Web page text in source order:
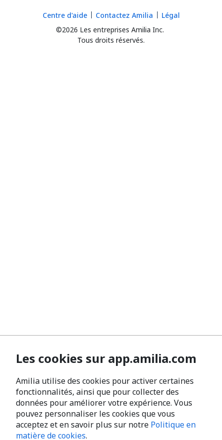
©2026 Les entreprises Amilia Inc.
Tous droits réservés.
Centre d'aide Contactez Amilia Légal
Les cookies sur app.amilia.com
Amilia utilise des cookies pour activer certaines
fonctionnalités, ainsi que pour collecter des
données pour améliorer votre expérience. Vous
pouvez personnaliser les cookies que vous
acceptez et en savoir plus sur notre Politique en
matière de cookies.